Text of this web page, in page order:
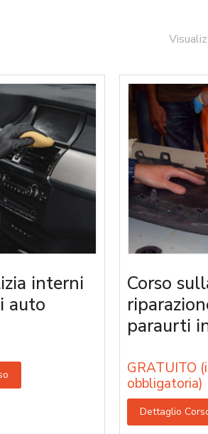
interni
auto
Corso
paraurti
GRATUITO
obbligatoria)
Dettaglio